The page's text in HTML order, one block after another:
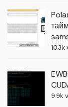
9.9k